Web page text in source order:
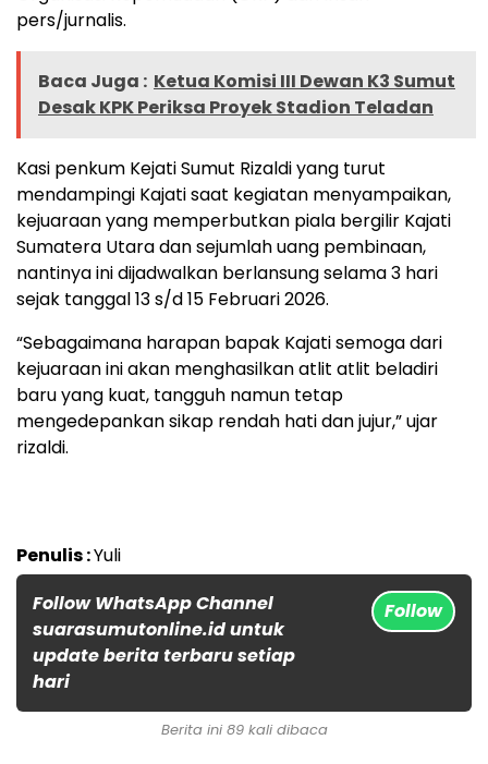
pers/jurnalis.
Baca Juga : Ketua Komisi III Dewan K3 Sumut
Desak KPK Periksa Proyek Stadion Teladan
Kasi penkum Kejati Sumut Rizaldi yang turut
mendampingi Kajati saat kegiatan menyampaikan,
kejuaraan yang memperbutkan piala bergilir Kajati
Sumatera Utara dan sejumlah uang pembinaan,
nantinya ini dijadwalkan berlansung selama 3 hari
sejak tanggal 13 s/d 15 Februari 2026.
“Sebagaimana harapan bapak Kajati semoga dari
kejuaraan ini akan menghasilkan atlit atlit beladiri
baru yang kuat, tangguh namun tetap
mengedepankan sikap rendah hati dan jujur,” ujar
rizaldi.
Penulis :Yuli
Follow WhatsApp Channel
suarasumutonline.id untuk
update berita terbaru setiap
hari
Follow
Berita ini 89 kali dibaca